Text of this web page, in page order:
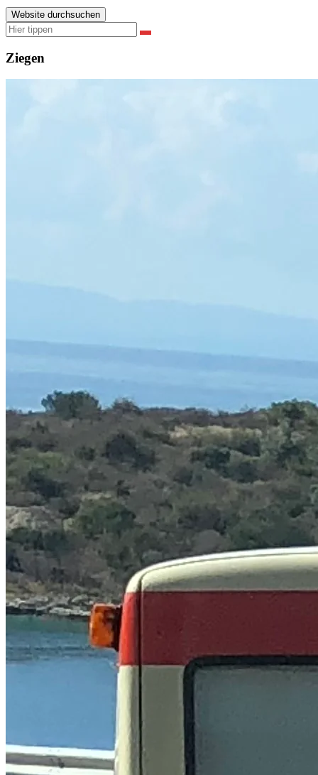
Website durchsuchen
Suchen
nach:
Suchen
Ziegen